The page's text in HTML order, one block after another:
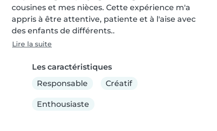
cousines et mes nièces. Cette expérience m'a
appris à être attentive, patiente et à l'aise avec
des enfants de différents..
Lire la suite
Les caractéristiques
Responsable
Créatif
Enthousiaste